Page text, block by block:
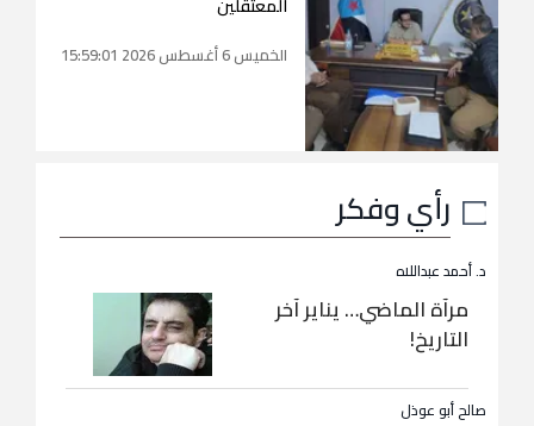
الخميس 6 أغسطس 2026 15:59:01
رأي وفكر
د. أحمد عبداللاه
مرآة الماضي… يناير آخر
التاريخ!
صالح أبو عوذل